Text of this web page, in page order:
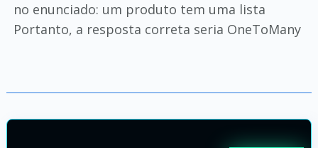
no enunciado: um produto tem uma lista
Portanto, a resposta correta seria OneToMany